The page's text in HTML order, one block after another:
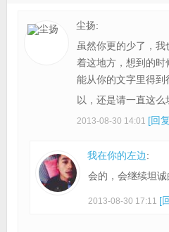
尘扬:
虽然你更的少了，
着这地方，想到的时
能从你的文字里得
以，还是请一直这么
2013-08-30 14:01 [回
我在你的左边:
会的，会继续坦诚
2013-08-30 17:11 [